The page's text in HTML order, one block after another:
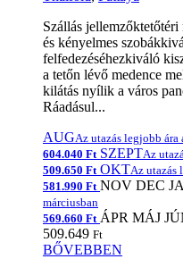
Szállás
és kényelmes
felfedezéséhezkiváló
a tetőn lévő medence
kilátás nyílik a város
Ráadásul...
AUGAz utazás legjobb ára
604.040 Ft SZEPTAz
509.650 Ft OKTAz utazás
581.990 Ft NOV DEC
márciusban
569.660 Ft ÁPR MÁJ
509.649 Ft
BŐVEBBEN